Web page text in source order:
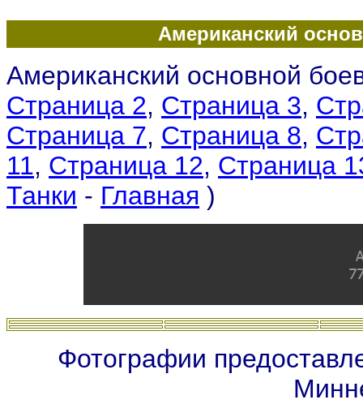
Американский
Американский основной
Страница 2, Страница 3,
Страница 7, Страница 8,
11, Страница 12, Страница
Танки - Главная )
Фотографии